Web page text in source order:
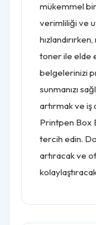
mükemmel
verimliliği ve
toner ile elde
belgelerinizi
sunmanızı
artırmak ve iş
Printpen Box
tercih edin.
artıracak ve